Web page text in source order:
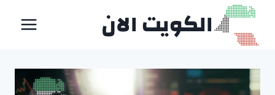
التجاوز
المحتوى
الكويت الان